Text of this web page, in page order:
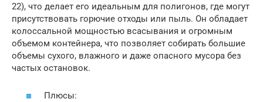
22), что делает его идеальным для полигонов, где могут
присутствовать горючие отходы или пыль. Он обладает
колоссальной мощностью всасывания и огромным
объемом контейнера, что позволяет собирать большие
объемы сухого, влажного и даже опасного мусора без
частых остановок.
Плюсы: